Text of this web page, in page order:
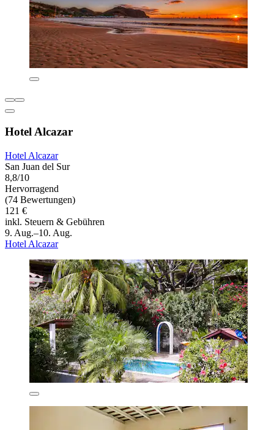
Hotel Alcazar
Hotel Alcazar
San Juan del Sur
8,8/10
Hervorragend
(74 Bewertungen)
121 €
inkl. Steuern & Gebühren
9. Aug.–10. Aug.
Hotel Alcazar